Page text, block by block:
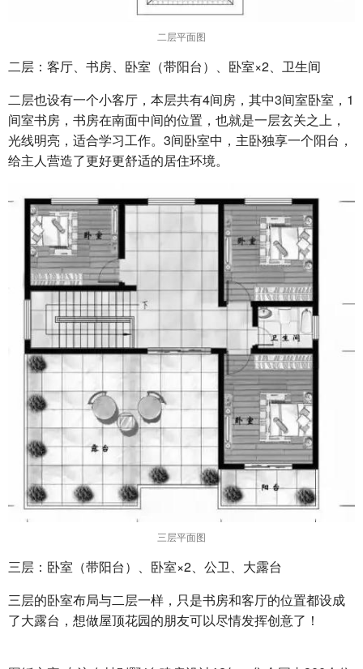
二层平面图
二层：客厅、书房、卧室（带阳台）、卧室×2、卫生间
二层也设有一个小客厅，本层共有4间房，其中3间室卧室，1
间室书房，书房在南面中间的位置，也就是一层玄关之上，
光线明亮，适合学习工作。3间卧室中，主卧独享一个阳台，
给主人营造了更好更舒适的居住环境。
三层平面图
三层：卧室（带阳台）、卧室×2、公卫、大露台
三层的卧室布局与二层一样，只是书房和客厅的位置都设成
了大露台，想做屋顶花园的朋友可以尽情发挥创意了！